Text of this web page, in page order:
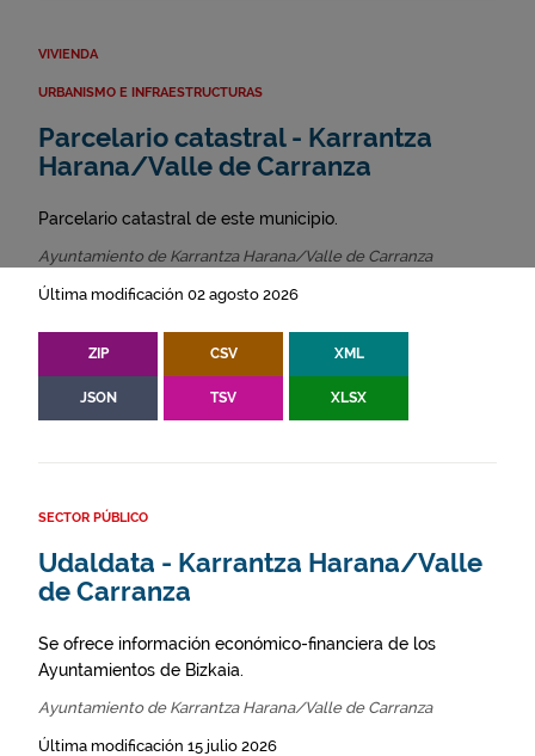
VIVIENDA
URBANISMO E INFRAESTRUCTURAS
Parcelario catastral - Karrantza
Harana/Valle de Carranza
Parcelario catastral de este municipio.
Ayuntamiento de Karrantza Harana/Valle de Carranza
Última modificación 02 agosto 2026
ZIP CSV XML
JSON TSV XLSX
SECTOR PÚBLICO
Udaldata - Karrantza Harana/Valle
de Carranza
Se ofrece información económico-financiera de los
Ayuntamientos de Bizkaia.
Ayuntamiento de Karrantza Harana/Valle de Carranza
Última modificación 15 julio 2026